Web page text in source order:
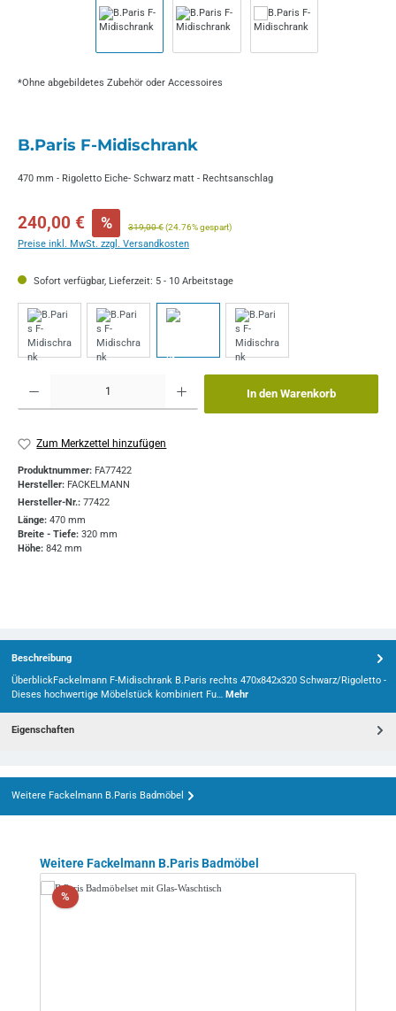
*Ohne abgebildetes Zubehör oder Accessoires
B.Paris F-Midischrank
470 mm - Rigoletto Eiche- Schwarz matt - Rechtsanschlag
Verkaufspreis:
240,00 € % Regulärer Preis:
319,00 €(24.76% gespart)
Preise inkl. MwSt. zzgl. Versandkosten
Sofort verfügbar, Lieferzeit: 5 - 10 Arbeitstage
Produkt Anzahl: Gib den gewünschten Wert ein oder benutze die Schaltflächen um
In den Warenkorb
Zum Merkzettel hinzufügen
Produktnummer: FA77422
Hersteller: FACKELMANN
Hersteller-Nr.: 77422
Länge: 470 mm
Breite - Tiefe: 320 mm
Höhe: 842 mm
Beschreibung
ÜberblickFackelmann F-Midischrank B.Paris rechts 470x842x320 Schwarz/Rigoletto -
Dieses hochwertige Möbelstück kombiniert Fu… Mehr
Eigenschaften
Weitere Fackelmann B.Paris Badmöbel
Produktgalerie überspringen
Weitere Fackelmann B.Paris Badmöbel
%Rabatt